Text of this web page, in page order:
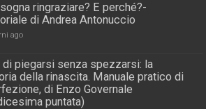
ringraziare? E perché?-
di Andrea Antonuccio
ago
di piegarsi senza spezzarsi: la
della rinascita. Manuale pratico di
di Enzo Governale
puntata)